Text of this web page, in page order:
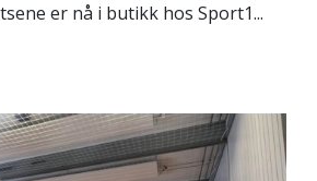
er nå i butikk hos Sport1...